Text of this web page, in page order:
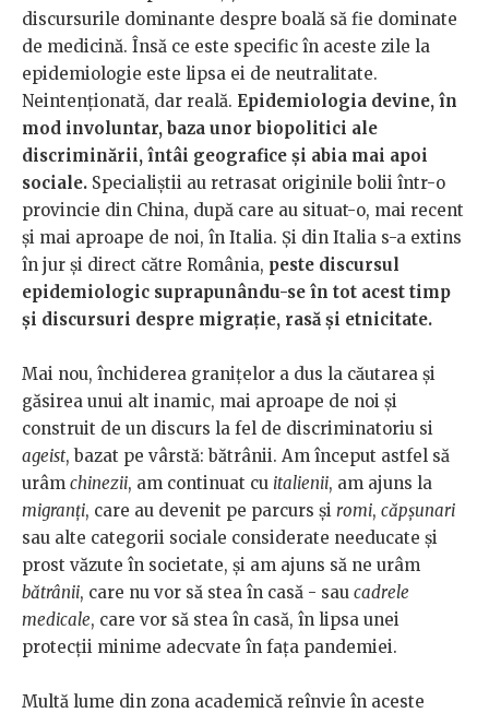
discursurile dominante despre boală să fie dominate
de medicină. Însă ce este specific în aceste zile la
epidemiologie este lipsa ei de neutralitate.
Neintenționată, dar reală. Epidemiologia devine, în
mod involuntar, baza unor biopolitici ale
discriminării, întâi geografice și abia mai apoi
sociale. Specialiștii au retrasat originile bolii într-o
provincie din China, după care au situat-o, mai recent
și mai aproape de noi, în Italia. Și din Italia s-a extins
în jur și direct către România, peste discursul
epidemiologic suprapunându-se în tot acest timp
și discursuri despre migrație, rasă și etnicitate.
Mai nou, închiderea granițelor a dus la căutarea și
găsirea unui alt inamic, mai aproape de noi și
construit de un discurs la fel de discriminatoriu si
ageist, bazat pe vârstă: bătrânii. Am început astfel să
urâm chinezii, am continuat cu italienii, am ajuns la
migranți, care au devenit pe parcurs și romi, căpșunari
sau alte categorii sociale considerate needucate și
prost văzute în societate, și am ajuns să ne urâm
bătrânii, care nu vor să stea în casă - sau cadrele
medicale, care vor să stea în casă, în lipsa unei
protecții minime adecvate în fața pandemiei.
Multă lume din zona academică reînvie în aceste